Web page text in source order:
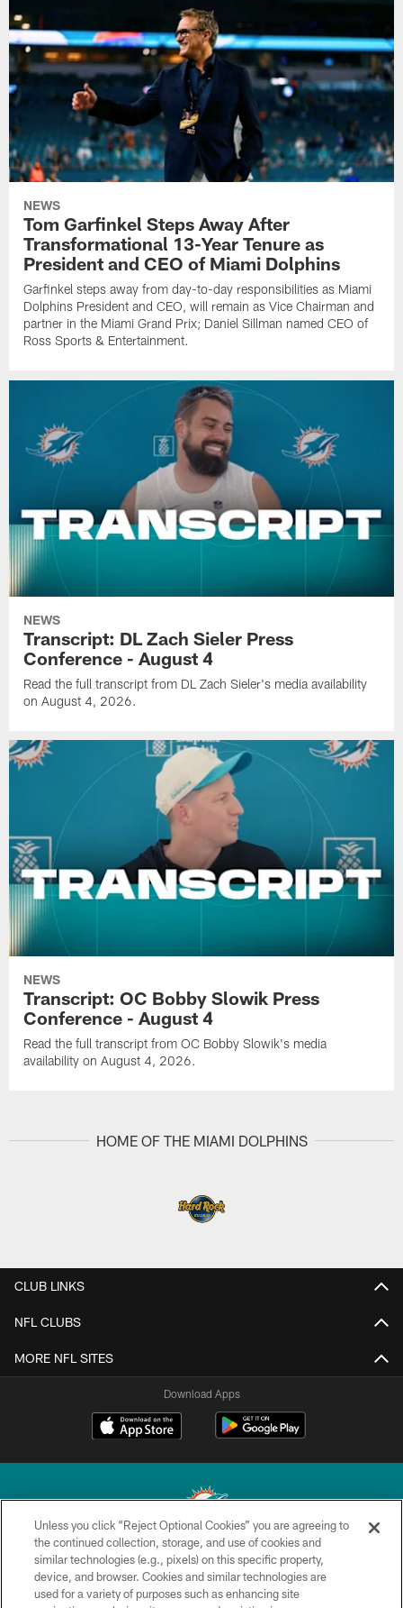
NEWS
Tom Garfinkel Steps Away After
Transformational 13-Year Tenure as
President and CEO of Miami Dolphins
Garfinkel steps away from day-to-day responsibilities as Miami
Dolphins President and CEO, will remain as Vice Chairman and
partner in the Miami Grand Prix; Daniel Sillman named CEO of
Ross Sports & Entertainment.
NEWS
Transcript: DL Zach Sieler Press
Conference - August 4
Read the full transcript from DL Zach Sieler's media availability
on August 4, 2026.
NEWS
Transcript: OC Bobby Slowik Press
Conference - August 4
Read the full transcript from OC Bobby Slowik's media
availability on August 4, 2026.
HOME OF THE MIAMI DOLPHINS
CLUB LINKS
NFL CLUBS
MORE NFL SITES
Download Apps
© 2026 Miami Dolphins, Ltd. All rights reserved.
TERMS & CONDITIONS
Unless you click “Reject Optional Cookies” you are agreeing to
the continued collection, storage, and use of cookies and
similar technologies (e.g., pixels) on this specific property,
device, and browser. Cookies and similar technologies are
used for a variety of purposes such as enhancing site